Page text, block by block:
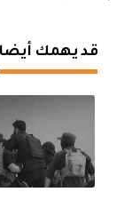
قد يهمك أيضا